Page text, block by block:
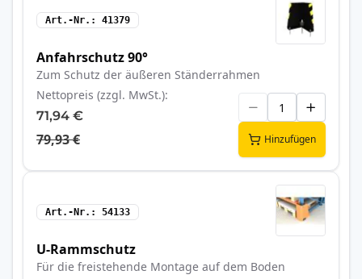
Art.-Nr. 41379
Anfahrschutz 90°
Zum Schutz der äußeren Ständerrahmen
Nettopreis (zzgl. MwSt.)
71,94 €
79,93 € Hinzufügen
Art.-Nr. 54133
U-Rammschutz
Für die freistehende Montage auf dem Boden